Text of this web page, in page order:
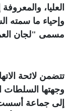
العليا،
وإحياء ما سمته
مسمى "لجان
تتضمن لائحة
وجهتها السلطات
إلى جماعة